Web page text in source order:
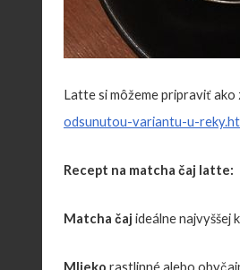
Latte si môžeme pripraviť ako
odsunutou-variantu-u-
Recept na matcha čaj latte:
Matcha čaj ideálne najvyššej
Mlieko rastlinné alebo